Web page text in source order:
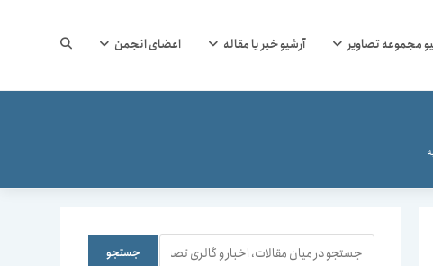
مجموعه تصاویر آرشیو خبر یا مقاله اعضای انجمن جستجوی
جستجو جستجو